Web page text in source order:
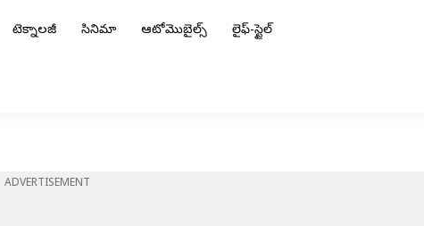
టెక్నాలజీ సినిమా ఆటోమొబైల్స్ లైఫ్-స్టైల్
ADVERTISEMENT